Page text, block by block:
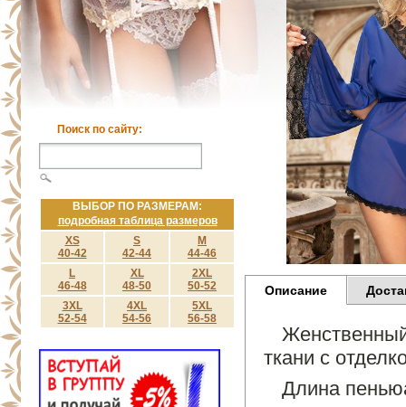
Поиск по сайту:
ВЫБОР ПО РАЗМЕРАМ:
подробная таблица размеров
XS
40-42
S
42-44
M
44-46
L
46-48
XL
48-50
2XL
50-52
3XL
52-54
4XL
54-56
5XL
56-58
Описание
ткани с
Длина